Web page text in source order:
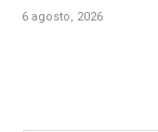
6 agosto, 2026